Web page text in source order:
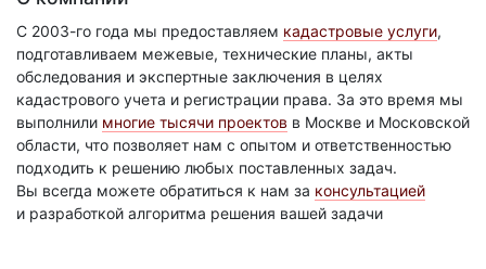
С 2003-го года мы предоставляем кадастровые услуги,
подготавливаем межевые, технические планы, акты
обследования и экспертные заключения в целях
кадастрового учета и регистрации права. За это время мы
выполнили многие тысячи проектов в Москве и Московской
области, что позволяет нам с опытом и ответственностью
подходить к решению любых поставленных задач.
Вы всегда можете обратиться к нам за консультацией
и разработкой алгоритма решения вашей задачи